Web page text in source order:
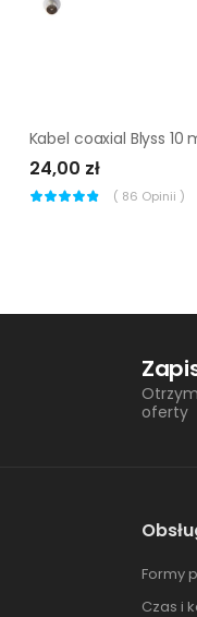
24,00 zł
( 86 Opinii )
oferty
Formy
Czas i